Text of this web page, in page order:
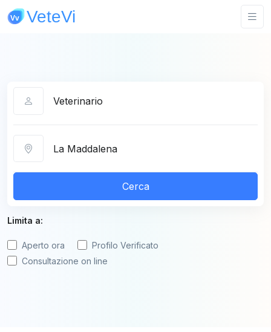
Cerca
Limita a:
Aperto ora
Profilo Verificato
Consultazione on line